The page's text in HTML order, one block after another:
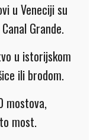
u Veneciji su
Grande.
u istorijskom
ili brodom.
mostova,
most.